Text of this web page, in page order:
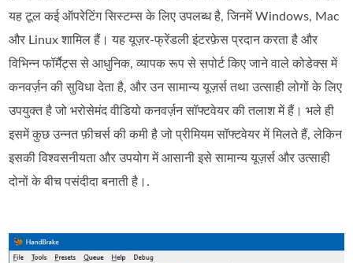
यह टूल कई ऑपरेटिंग सिस्टम्स के लिए उपलब्ध है, जिनमें Windows, Mac
और Linux शामिल हैं। यह यूज़र‑फ्रेंडली इंटरफ़ेस प्रदान करता है और
विभिन्न फॉर्मैट्स से आधुनिक, व्यापक रूप से सपोर्ट किए जाने वाले कोडेक्स में
कनवर्ज़न की सुविधा देता है, और उन सामान्य यूज़र्स तथा उत्साही लोगों के लिए
उपयुक्त है जो भरोसेमंद वीडियो कनवर्ज़न सॉफ्टवेयर की तलाश में हैं। भले ही
इसमें कुछ उन्नत फ़ीचर्स की कमी है जो प्रीमियम सॉफ्टवेयर में मिलते हैं, लेकिन
इसकी विश्वसनीयता और उपयोग में आसानी इसे सामान्य यूज़र्स और उत्साही
दोनों के बीच पसंदीदा बनाती है।.